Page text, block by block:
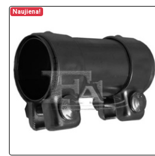
Naujiena!